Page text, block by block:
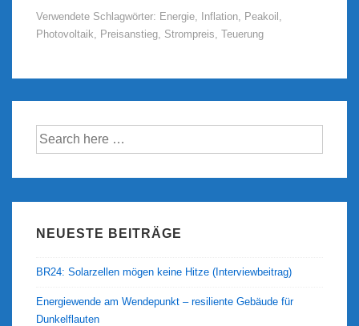
Haushalte
1991
Verwendete Schlagwörter: Energie, Inflation, Peakoil ,
Photovoltaik, Preisanstieg, Strompreis, Teuerung
Suche
nach:
NEUESTE BEITRÄGE
BR24: Solarzellen mögen keine Hitze (Interviewbeitrag)
Energiewende am Wendepunkt – resiliente Gebäude für
Dunkelflauten